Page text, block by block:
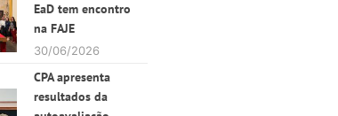
EaD tem encontro
na FAJE
30/06/2026
CPA apresenta
resultados da